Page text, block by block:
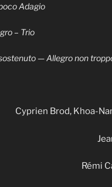
Adagio
– Trio
— Allegro non
Cyprien Brod, Khoa-
Rémi